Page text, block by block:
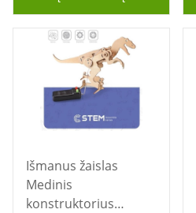
Išmanus žaislas
Medinis
konstruktorius